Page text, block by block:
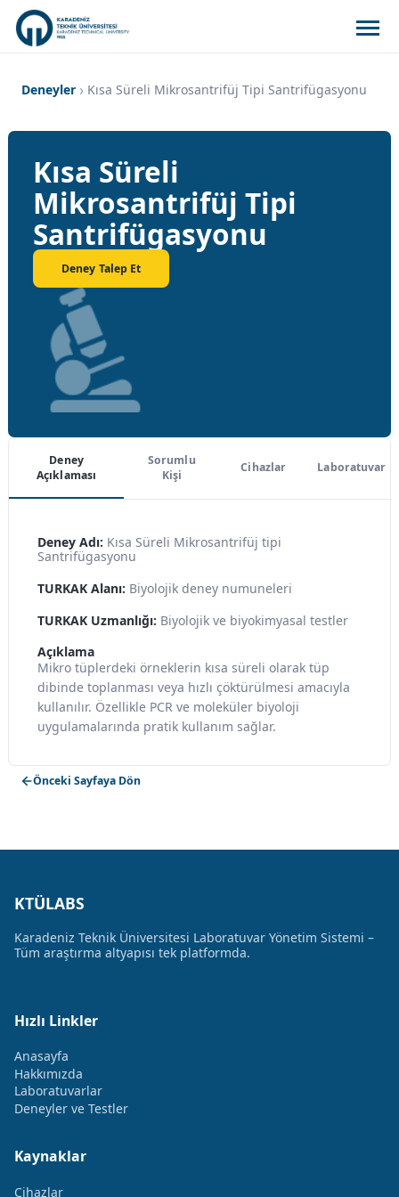
Deneyler Kısa Süreli Mikrosantrifüj Tipi Santrifügasyonu
Kısa Süreli
Mikrosantrifüj Tipi
Santrifügasyonu
Deney Talep Et
Deney
Açıklaması
Sorumlu
Kişi
Cihazlar Laboratuvar
Deney Adı: Kısa Süreli Mikrosantrifüj tipi
Santrifügasyonu
TURKAK Alanı: Biyolojik deney numuneleri
TURKAK Uzmanlığı: Biyolojik ve biyokimyasal testler
Açıklama
Mikro tüplerdeki örneklerin kısa süreli olarak tüp
dibinde toplanması veya hızlı çöktürülmesi amacıyla
kullanılır. Özellikle PCR ve moleküler biyoloji
uygulamalarında pratik kullanım sağlar.
Önceki Sayfaya Dön
KTÜLABS
Karadeniz Teknik Üniversitesi Laboratuvar Yönetim Sistemi –
Tüm araştırma altyapısı tek platformda.
Hızlı Linkler
Anasayfa
Hakkımızda
Laboratuvarlar
Deneyler ve Testler
Kaynaklar
Cihazlar